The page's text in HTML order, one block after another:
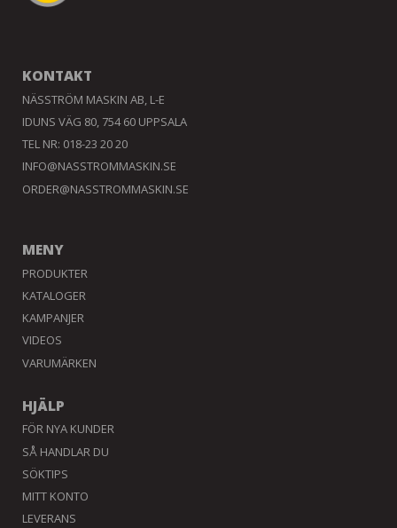
KONTAKT
NÄSSTRÖM MASKIN AB, L-E
IDUNS VÄG 80, 754 60 UPPSALA
TEL NR: 018-23 20 20
INFO@NASSTROMMASKIN.SE
ORDER@NASSTROMMASKIN.SE
MENY
PRODUKTER
KATALOGER
KAMPANJER
VIDEOS
VARUMÄRKEN
HJÄLP
FÖR NYA KUNDER
SÅ HANDLAR DU
SÖKTIPS
MITT KONTO
LEVERANS